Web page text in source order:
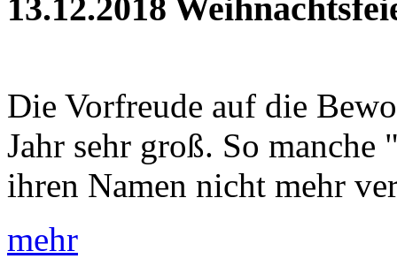
13.12.2018
Die Vorfreude auf die
Jahr sehr groß. So
ihren Namen nicht mehr
mehr